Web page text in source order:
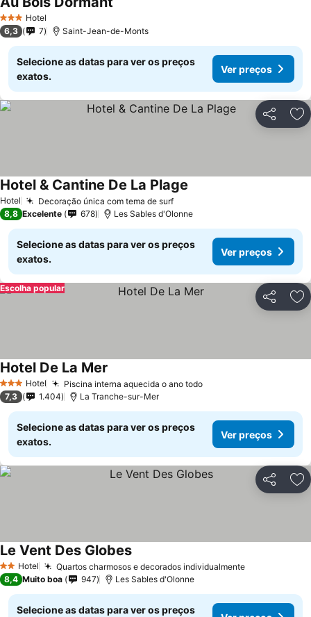
3 EstrelasHotel
6,3 7 Saint-Jean-de-Monts
Selecione as datas para ver os preços
exatos.
Ver preços
Partilhar
Hotel Decoração única com tema de surf
Hotel & Cantine De La Plage
8,8 Excelente 678 Les Sables d'Olonne
Selecione as datas para ver os preços
exatos.
Ver preços
Partilhar
Escolha popular
3 EstrelasHotel Piscina interna aquecida o ano todo
Hotel De La Mer
7,3 1.404 La Tranche-sur-Mer
Selecione as datas para ver os preços
exatos.
Ver preços
Partilhar
2 Estrelas
Hotel Quartos charmosos e decorados individualmente
Le Vent Des Globes
8,4 Muito boa 947 Les Sables d'Olonne
Selecione as datas para ver os preços